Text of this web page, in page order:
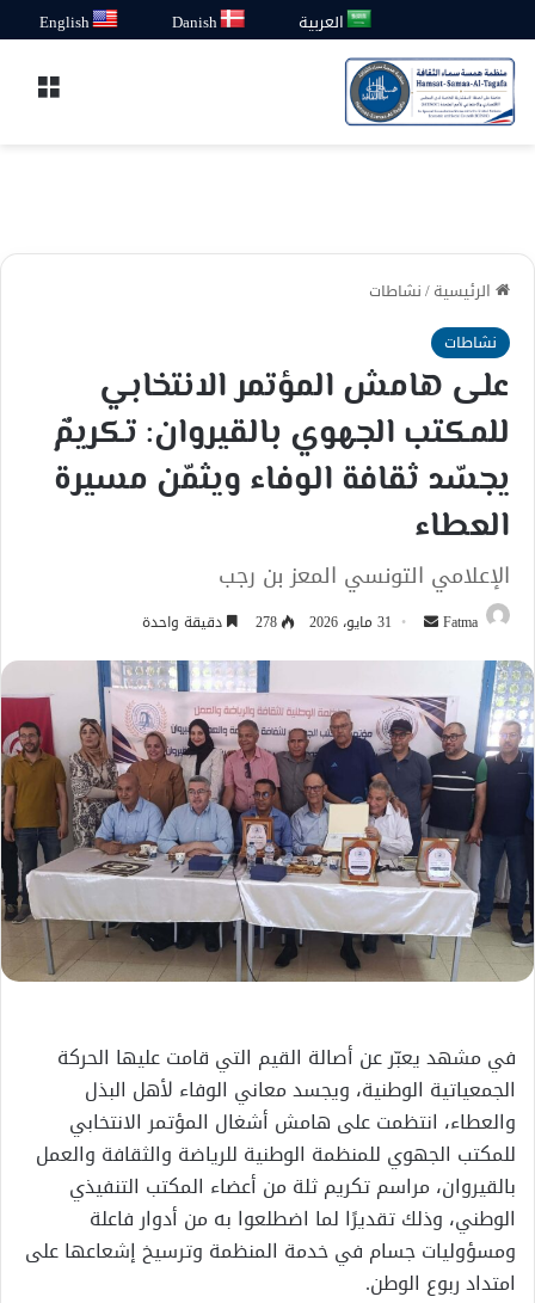
العربية Danish
English
الرئيسية/نشاطات
نشاطات
على هامش المؤتمر الانتخابي
للمكتب الجهوي بالقيروان: تكريمٌ
يجسّد ثقافة الوفاء ويثمّن مسيرة
العطاء
الإعلامي التونسي المعز بن رجب
Fatma
أرسل 31 مايو، 2026 278 دقيقة واحدة
في مشهد يعبّر عن أصالة القيم التي قامت عليها الحركة
الجمعياتية الوطنية، ويجسد معاني الوفاء لأهل البذل
والعطاء، انتظمت على هامش أشغال المؤتمر الانتخابي
للمكتب الجهوي للمنظمة الوطنية للرياضة والثقافة والعمل
بالقيروان، مراسم تكريم ثلة من أعضاء المكتب التنفيذي
الوطني، وذلك تقديرًا لما اضطلعوا به من أدوار فاعلة
ومسؤوليات جسام في خدمة المنظمة وترسيخ إشعاعها على
امتداد ربوع الوطن.